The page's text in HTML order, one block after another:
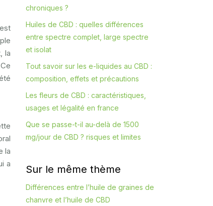
la
la
a
chroniques ?
Huiles de CBD : quelles différences
entre spectre complet, large spectre
et isolat
Tout savoir sur les e-liquides au CBD :
composition, effets et précautions
Les fleurs de CBD : caractéristiques,
usages et légalité en france
Que se passe-t-il au-delà de 1500
mg/jour de CBD ? risques et limites
Sur le même thème
Différences entre l’huile de graines de
chanvre et l’huile de CBD